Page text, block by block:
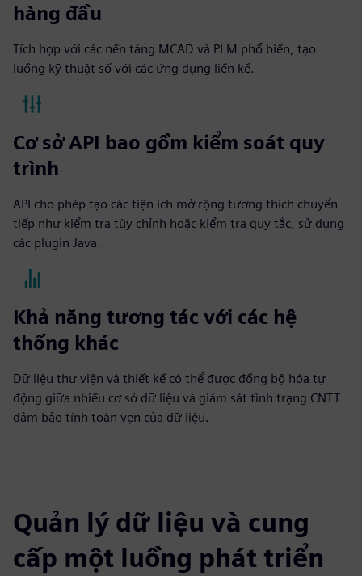
hàng đầu
Tích hợp với các nền tảng MCAD và PLM phổ biến, tạo
luồng kỹ thuật số với các ứng dụng liền kề.
Cơ sở API bao gồm kiểm soát quy
trình
API cho phép tạo các tiện ích mở rộng tương thích chuyển
tiếp như kiểm tra tùy chỉnh hoặc kiểm tra quy tắc, sử dụng
các plugin Java.
Khả năng tương tác với các hệ
thống khác
Dữ liệu thư viện và thiết kế có thể được đồng bộ hóa tự
động giữa nhiều cơ sở dữ liệu và giám sát tình trạng CNTT
đảm bảo tính toàn vẹn của dữ liệu.
Quản lý dữ liệu và cung
cấp một luồng phát triển